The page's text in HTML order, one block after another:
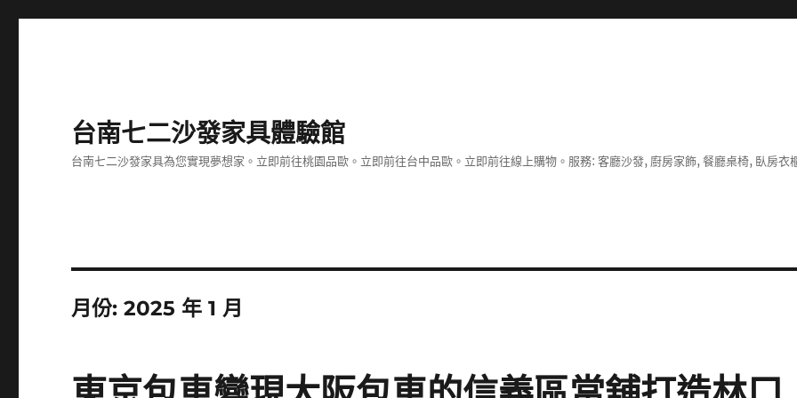
台南七二沙發家具體驗館
台南七二沙發家具為您實現夢想家。立即前往桃園品歐。立即前往台中品歐。立即前往線上購物。服務: 客廳沙發, 廚房家飾, 餐廳桌椅, 臥房衣
月份:2025 年 1 月